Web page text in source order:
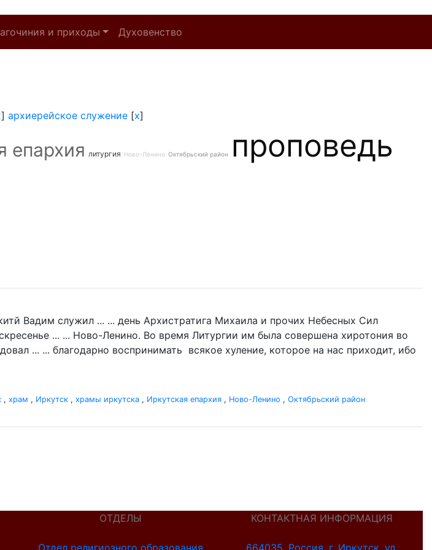
и приходы Духовенство
] архиерейское служение [x]
епархия литургия Ново-Ленино Октябрьский район проповедь
Вадим служил ... ... день Архистратига Михаила и прочих Небесных Сил
... ... Ново-Ленино. Во время Литургии им была совершена хиротония во
... ... благодарно воспринимать всякое хуление, которое на нас приходит, ибо
, храм , Иркутск , храмы иркутска , Иркутская епархия , Ново-Ленино , Октябрьский район
ОТДЕЛЫ
Отдел религиозного образования
КОНТАКТНАЯ ИНФОРМАЦИЯ
664035, Россия, г. Иркутск, ул.